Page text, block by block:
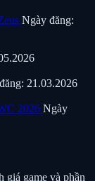
Ngày đăng:
21.03.2026
2026 Ngày
giá game và phần